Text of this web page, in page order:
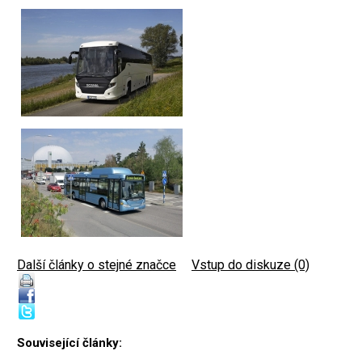
Další články o stejné značce Vstup do diskuze (0)
Související články: